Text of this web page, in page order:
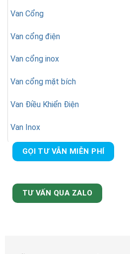
Van Cổng
Van cổng điện
Van cổng inox
Van cổng mặt bích
Van Điều Khiển Điện
Van Inox
GỌI TƯ VẪN MIỄN PHÍ
TƯ VẤN QUA ZALO